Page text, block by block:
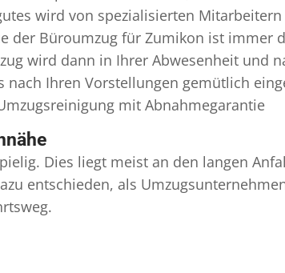
wird von spezialisierten
der Büroumzug für Zumikon ist immer
wird dann in Ihrer Abwesenheit und
nach Ihren Vorstellungen gemütlich
mit Abnahmegarantie
Dies liegt meist an den langen
entschieden, als